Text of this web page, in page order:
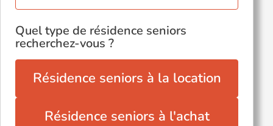
Quel type de résidence seniors
recherchez-vous ?
Résidence seniors à la location
Résidence seniors à l'achat